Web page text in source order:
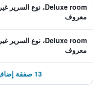
Deluxe room، نوع السرير غير
معروف
Deluxe room، نوع السرير غير
معروف
13 صفقة إضافية ابتداءً من 128 ﷼